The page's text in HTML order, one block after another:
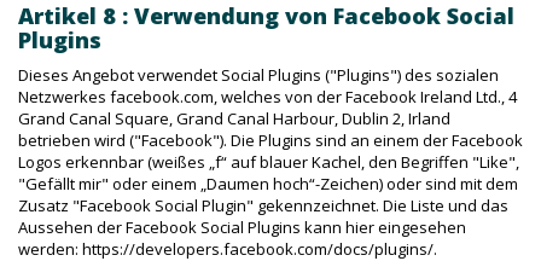
Artikel 8 : Verwendung von Facebook Social
Plugins
Dieses Angebot verwendet Social Plugins ("Plugins") des sozialen
Netzwerkes facebook.com, welches von der Facebook Ireland Ltd., 4
Grand Canal Square, Grand Canal Harbour, Dublin 2, Irland
betrieben wird ("Facebook"). Die Plugins sind an einem der Facebook
Logos erkennbar (weißes „f“ auf blauer Kachel, den Begriffen "Like",
"Gefällt mir" oder einem „Daumen hoch“-Zeichen) oder sind mit dem
Zusatz "Facebook Social Plugin" gekennzeichnet. Die Liste und das
Aussehen der Facebook Social Plugins kann hier eingesehen
werden: https://developers.facebook.com/docs/plugins/.